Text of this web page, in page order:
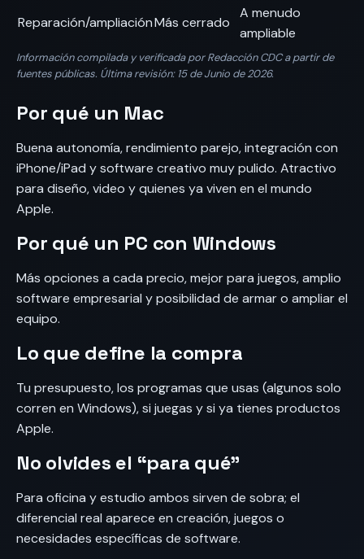
Reparación/ampliaciónMás cerrado
A menudo
ampliable
Información compilada y verificada por Redacción CDC a partir de
fuentes públicas. Última revisión: 15 de Junio de 2026.
Por qué un Mac
Buena autonomía, rendimiento parejo, integración con
iPhone/iPad y software creativo muy pulido. Atractivo
para diseño, video y quienes ya viven en el mundo
Apple.
Por qué un PC con Windows
Más opciones a cada precio, mejor para juegos, amplio
software empresarial y posibilidad de armar o ampliar el
equipo.
Lo que define la compra
Tu presupuesto, los programas que usas (algunos solo
corren en Windows), si juegas y si ya tienes productos
Apple.
No olvides el “para qué”
Para oficina y estudio ambos sirven de sobra; el
diferencial real aparece en creación, juegos o
necesidades específicas de software.